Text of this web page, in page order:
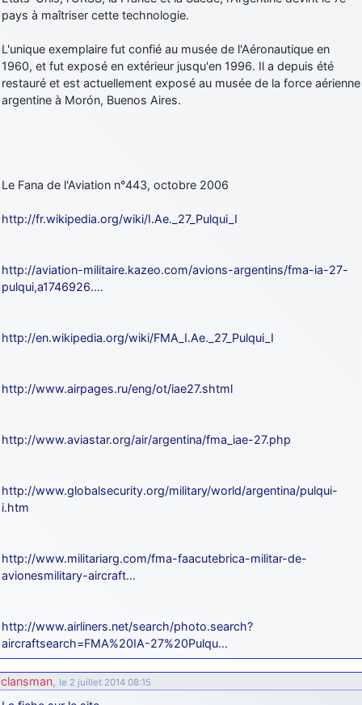
pays à maîtriser cette technologie.
L'unique exemplaire fut confié au musée de l'Aéronautique en
1960, et fut exposé en extérieur jusqu'en 1996. Il a depuis été
restauré et est actuellement exposé au musée de la force aérienne
argentine à Morón, Buenos Aires.
Le Fana de l'Aviation n°443, octobre 2006
http://fr.wikipedia.org/wiki/I.Ae._27_Pulqui_I
http://aviation-militaire.kazeo.com/avions-argentins/fma-ia-27-
pulqui,a1746926.…
http://en.wikipedia.org/wiki/FMA_I.Ae._27_Pulqui_I
http://www.airpages.ru/eng/ot/iae27.shtml
http://www.aviastar.org/air/argentina/fma_iae-27.php
http://www.globalsecurity.org/military/world/argentina/pulqui-
i.htm
http://www.militariarg.com/fma-faacutebrica-militar-de-
avionesmilitary-aircraft…
http://www.airliners.net/search/photo.search?
aircraftsearch=FMA%20IA-27%20Pulqu…
clansman, le 2 juillet 2014 08:15